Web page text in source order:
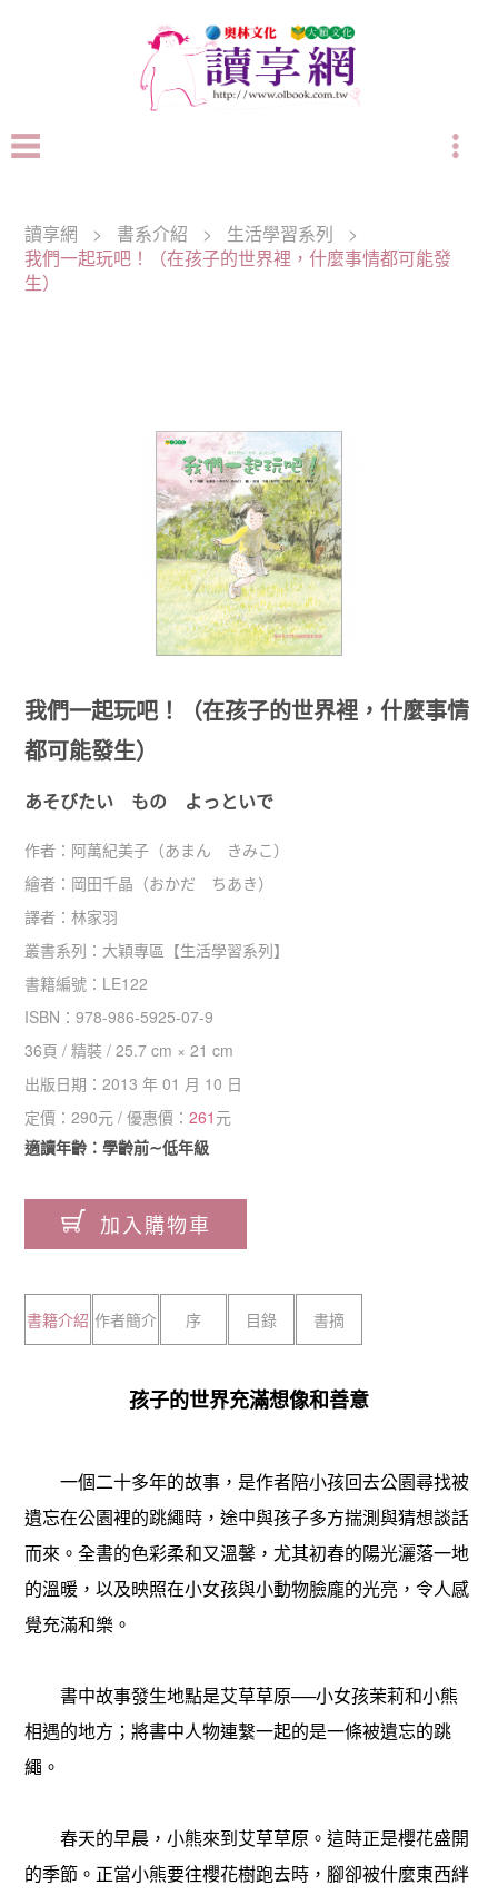
讀享網 > 書系介紹 > 生活學習系列
>
我們一起玩吧！（在孩子的世界裡，什麼事情都可能發
生）
我們一起玩吧！（在孩子的世界裡，什麼事情
都可能發生）
あそびたい もの よっといで
作者： 阿萬紀美子（あまん きみこ）
繪者： 岡田千晶（おかだ ちあき）
譯者：林家羽
叢書系列： 大穎專區 【生活學習系列】
書籍編號： LE122
ISBN：978-986-5925-07-9
36頁 /精裝 /25.7 cm × 21 cm
出版日期：2013 年 01 月 10 日
定價：290元 / 優惠價：261 元
適讀年齡：學齡前∼低年級
加入購物車
書籍介紹 作者簡介 序 目錄 書摘
孩子的世界充滿想像和善意
一個二十多年的故事，是作者陪小孩回去公園尋找被
遺忘在公園裡的跳繩時，途中與孩子多方揣測與猜想談話
而來。全書的色彩柔和又溫馨，尤其初春的陽光灑落一地
的溫暖，以及映照在小女孩與小動物臉龐的光亮，令人感
覺充滿和樂。
書中故事發生地點是艾草草原──小女孩茉莉和小熊
相遇的地方；將書中人物連繫一起的是一條被遺忘的跳
繩。
春天的早晨，小熊來到艾草草原。這時正是櫻花盛開
的季節。正當小熊要往櫻花樹跑去時，腳卻被什麼東西絆